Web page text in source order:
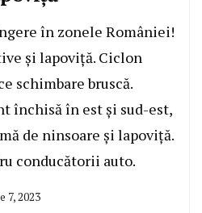
în zonele României!
și lapoviță. Ciclon
schimbare bruscă.
închisă în est și sud-est,
de ninsoare și lapoviță.
conducătorii auto.
7, 2023